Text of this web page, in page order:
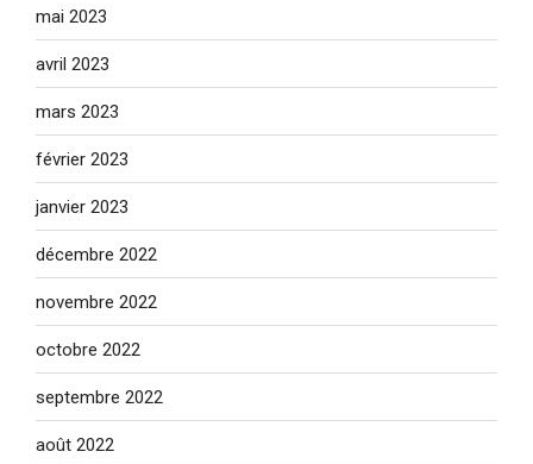
mai 2023
avril 2023
mars 2023
février 2023
janvier 2023
décembre 2022
novembre 2022
octobre 2022
septembre 2022
août 2022